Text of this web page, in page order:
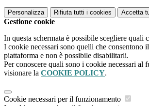
Personalizza Rifiuta tutti i cookies Accetta
Gestione cookie
In questa schermata è possibile scegliere quali
I cookie necessari sono quelli che consentono
piattaforma e non è possibile disabilitarli.
Per conoscere quali sono i cookie necessari al
visionare la COOKIE POLICY.
Cookie necessari per il funzionamento